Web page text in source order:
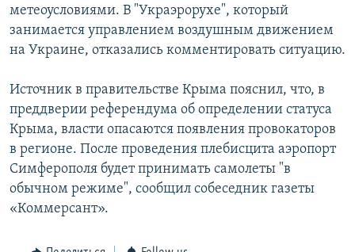
метеоусловиями. В "Украэрорухе", который
занимается управлением воздушным движением
на Украине, отказались комментировать ситуацию.
Источник в правительстве Крыма пояснил, что, в
преддверии референдума об определении статуса
Крыма, власти опасаются появления провокаторов
в регионе. После проведения плебисцита аэропорт
Симферополя будет принимать самолеты "в
обычном режиме", сообщил собеседник газеты
«Коммерсант».